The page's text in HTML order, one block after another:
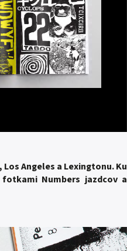
Angeles a Lexingtonu. Ku
Numbers jazdcov a